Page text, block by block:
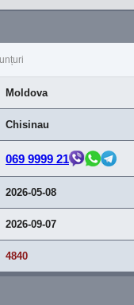
Moldova
2026-05-08
Chisinau
2026-09-07
069 9999 21
4840